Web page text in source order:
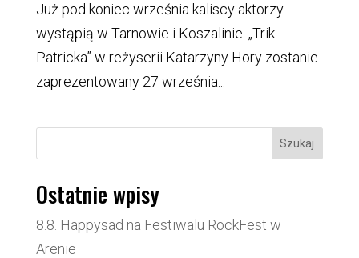
Już pod koniec września kaliscy aktorzy
wystąpią w Tarnowie i Koszalinie. „Trik
Patricka” w reżyserii Katarzyny Hory zostanie
zaprezentowany 27 września...
Szukaj
Ostatnie wpisy
8.8. Happysad na Festiwalu RockFest w
Arenie